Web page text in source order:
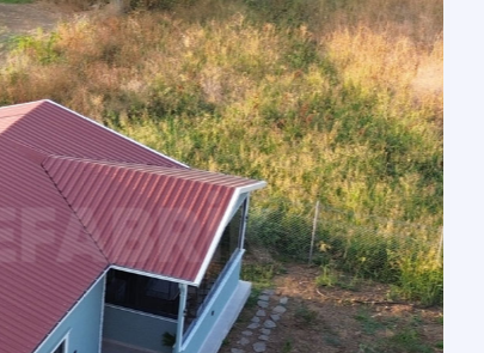
Prefabrik Okul Binaları
Prefabrik Bungalov